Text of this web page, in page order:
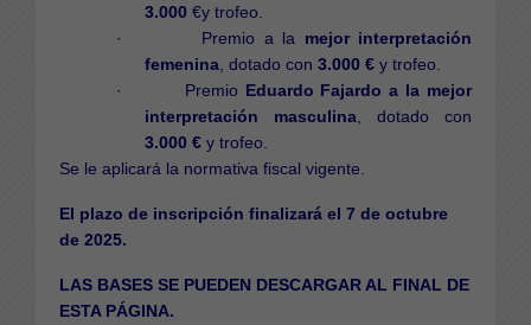
3.000 €y trofeo.
· Premio a la mejor interpretación
femenina , dotado con 3.000 € y trofeo.
· Premio Eduardo Fajardo a la mejor
interpretación masculina , dotado con
3.000 € y trofeo.
Se le aplicará la normativa fiscal vigente.
El plazo de inscripción finalizará el 7 de octubre
de 2025.
LAS BASES SE PUEDEN DESCARGAR AL FINAL DE
ESTA PÁGINA.